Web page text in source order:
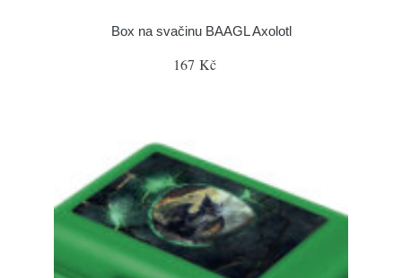
Box na svačinu BAAGL Axolotl
167 Kč